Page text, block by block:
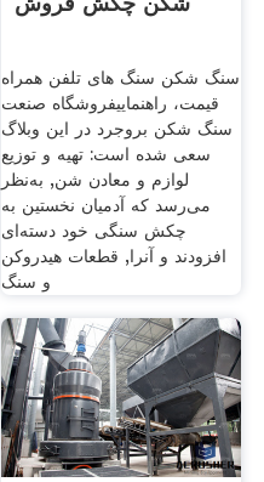
سنگ شکن سنگ های تلفن همراه
قیمت، راهنماییفروشگاه صنعت
سنگ شکن بروجرد در این وبلاگ
سعی شده است: تهیه و توزیع
لوازم و معادن شن, به‌نظر
می‌رسد که آدمیان نخستین به
چکش سنگی خود دسته‌ای
افزودند و آنرا, قطعات هیدروکن
و سنگ